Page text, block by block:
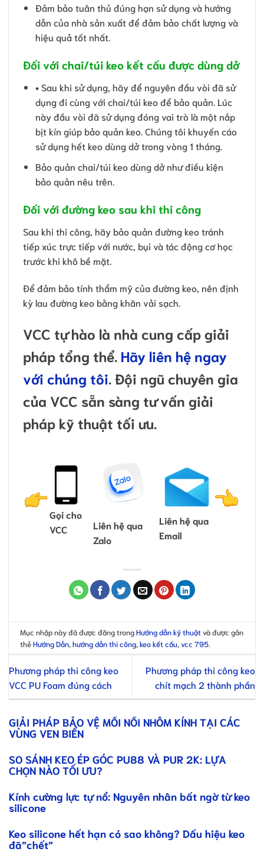
Đảm bảo tuân thủ đúng hạn sử dụng và hướng
dẫn của nhà sản xuất để đảm bảo chất lượng và
hiệu quả tốt nhất.
Đối với chai/túi keo kết cấu được dùng dở
• Sau khi sử dụng, hãy để nguyên đầu vòi đã sử
dụng đi cùng với chai/túi keo để bảo quản. Lúc
này đầu vòi đã sử dụng đóng vai trò là một nắp
bịt kín giúp bảo quản keo. Chúng tôi khuyến cáo
sử dụng hết keo dùng dở trong vòng 1 tháng.
Bảo quản chai/túi keo dùng dở như điều kiện
bảo quản nêu trên.
Đối với đường keo sau khi thi công
Sau khi thi công, hãy bảo quản đường keo tránh
tiếp xúc trực tiếp với nước, bụi và tác động cơ học
trước khi khô bề mặt.
Để đảm bảo tính thẩm mỹ của đường keo, nên định
kỳ lau đường keo bằng khăn vải sạch.
VCC tự hào là nhà cung cấp giải
pháp tổng thể. Hãy liên hệ ngay
với chúng tôi. Đội ngũ chuyên gia
của VCC sẵn sàng tư vấn giải
pháp kỹ thuật tối ưu.
Gọi cho
VCC
Liên hệ qua
Zalo
Liên hệ qua
Email
Mục nhập này đã được đăng trongHướng dẫn kỹ thuậtvà được gắn
thẻHướng Dẫn ,hướng dẫn thi công ,keo kết cấu ,vcc 795
Phương pháp thi công keo
VCC PU Foam đúng cách
Phương pháp thi công keo
chít mạch 2 thành phần
GIẢI PHÁP BẢO VỆ MỐI NỐI NHÔM KÍNH TẠI CÁC
VÙNG VEN BIỂN
SO SÁNH KEO ÉP GÓC PU88 VÀ PUR 2K: LỰA
CHỌN NÀO TỐI ƯU?
Kính cường lực tự nổ: Nguyên nhân bất ngờ từ keo
silicone
Keo silicone hết hạn có sao không? Dấu hiệu keo
đã”chết”